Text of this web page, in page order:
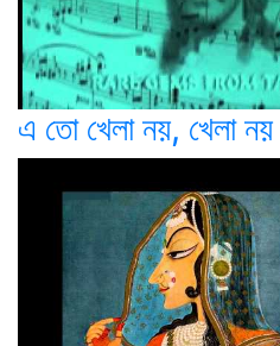
এ তো খেলা নয়, খেলা নয়